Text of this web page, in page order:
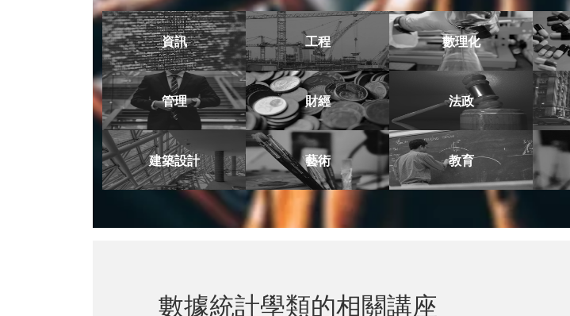
資訊 工程 數理化
管理 財經 法政
建築設計 藝術 教育
數據統計學類的相關講座